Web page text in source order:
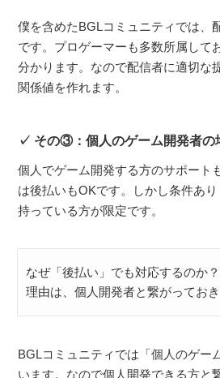
僕を含めたBGLコミュニティでは、
です。プロゲーマーも多数所属して
分かります。なので配信者に適切な
関係値を作れます。
その③：個人のゲーム開発者の
個人でゲーム開発する方のサポート
は後払いもOKです。しかし条件あ
持っている方が限定です。
なぜ「後払い」でも対応するのか？
理由は、個人開発者と繋がっておき
BGLコミュニティでは「個人のゲー
います。なので個人開発できる方と